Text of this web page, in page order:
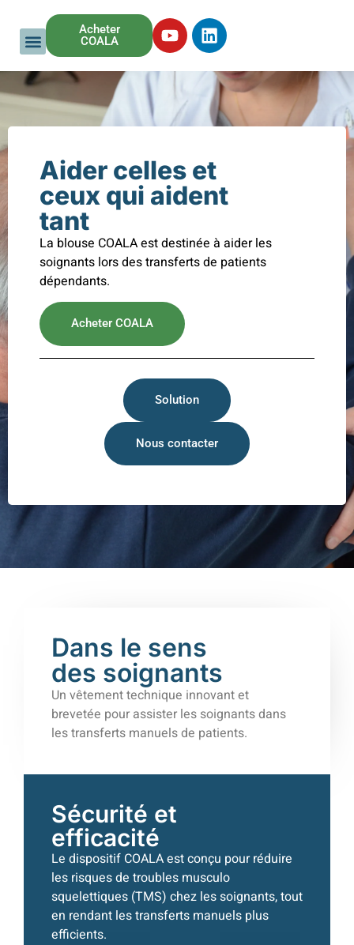
Acheter
COALA
Aider celles et
ceux qui aident
tant
La blouse COALA est destinée à aider les
soignants lors des transferts de patients
dépendants.
Acheter COALA
Solution
Nous contacter
Dans le sens
des soignants
Un vêtement technique innovant et
brevetée pour assister les soignants dans
les transferts manuels de patients.
Sécurité et
efficacité
Le dispositif COALA est conçu pour réduire
les risques de troubles musculo
squelettiques (TMS) chez les soignants, tout
en rendant les transferts manuels plus
efficients.